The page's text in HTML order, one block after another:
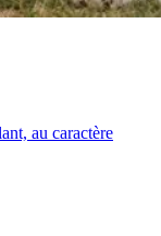
au caractère